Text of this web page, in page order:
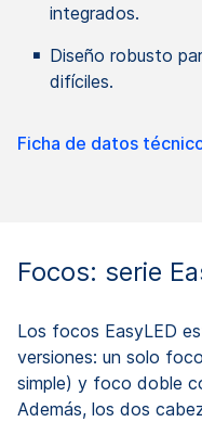
integrados.
Diseño robusto
difíciles.
Ficha de datos
Focos: serie
Los focos EasyLED
versiones: un solo
simple) y foco doble
Además, los dos